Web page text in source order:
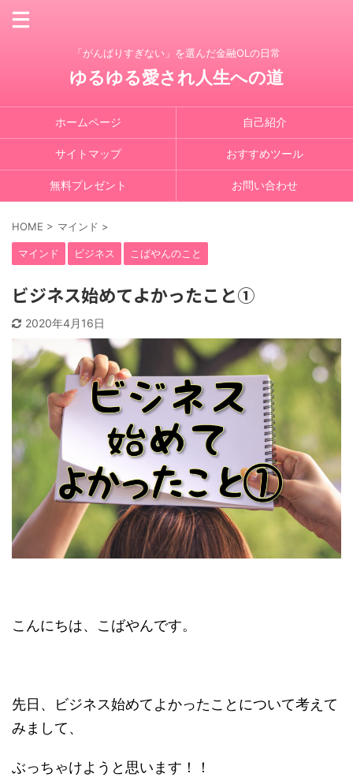
「がんばりすぎない」を選んだ金融OLの日常
ゆるゆる愛され人生への道
ホームページ 自己紹介
サイトマップ おすすめツール
無料プレゼント お問い合わせ
HOME > マインド >
マインド ビジネス こばやんのこと
ビジネス始めてよかったこと①
2020年4月16日
こんにちは、こばやんです。
先日、ビジネス始めてよかったことについて考えて
みまして、
ぶっちゃけようと思います！！